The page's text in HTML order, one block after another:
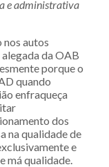
e administrativa
nos autos
da OAB
porque o
quando
enfraqueça
dos
na qualidade de
e
má qualidade.